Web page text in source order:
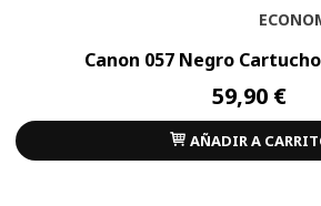
Canon 057 Negro
59,90 €
AÑADIR A